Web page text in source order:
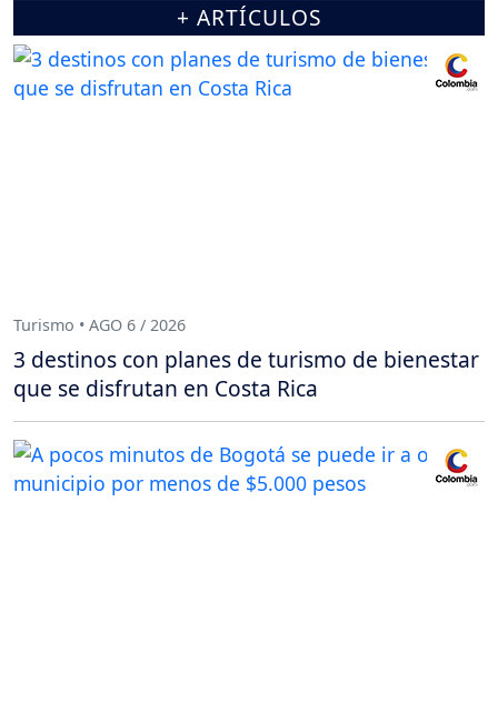
+ ARTÍCULOS
Turismo • AGO 6 / 2026
3 destinos con planes de turismo de bienestar
que se disfrutan en Costa Rica